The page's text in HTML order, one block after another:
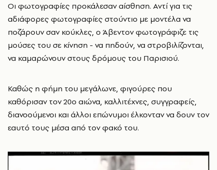
Οι φωτογραφίες προκάλεσαν αίσθηση. Αντί για τις
αδιάφορες φωτογραφίες στούντιο με μοντέλα να
ποζάρουν σαν κούκλες, ο Άβεντον φωτογράφιζε τις
μούσες του σε κίνηση - να πηδούν, να στροβιλίζονται,
να καμαρώνουν στους δρόμους του Παρισιού.
Καθώς η φήμη του μεγάλωνε, φιγούρες που
καθόρισαν τον 20ο αιώνα, καλλιτέχνες, συγγραφείς,
διανοούμενοι και άλλοι επώνυμοι έλκονταν να δουν τον
εαυτό τους μέσα από τον φακό του.